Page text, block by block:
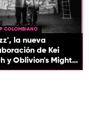
COLOMBIANO
la nueva
de Kei
y Oblivion's Mighty